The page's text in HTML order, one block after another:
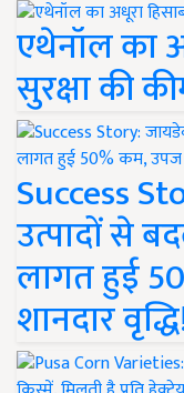
एथेनॉल का
सुरक्षा की
Success
उत्पादों से
लागत हुई
शानदार